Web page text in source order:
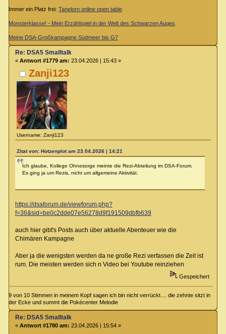
Immer ein Platz frei:Tanelorn online open table
Monsterklasse! - Mein Erzählspiel in der Welt des Schwarzen Auges
Meine DSA-Großkampagne Südmeer bis G7
Zanji123
Username: Zanji123
Re: DSA5 Smalltalk
« Antwort #1779 am: 23.04.2026 | 15:43 »
Zitat von: Hotzenplot am 23.04.2026 | 14:21
Ich glaube, Kollege Ohnesorge meinte die Rezi-Abteilung im DSA-Forum.
Es ging ja um Rezis, nicht um allgemeine Aktivität.
https://dsaforum.de/viewforum.php?
f=36&sid=be0c2dde07e56278d9f191509dbfb639
auch hier gibt's Posts auch über aktuelle Abenteuer wie die
Chimären Kampagne
Aber ja die wenigsten werden da ne große Rezi verfassen die Zeit ist
rum. Die meisten werden sich n Video bei Youtube reinziehen
Gespeichert
9 von 10 Stimmen in meinem Kopf sagen ich bin nicht verrückt.... die zehnte sitzt in
der Ecke und summt die Pokécenter Melodie
Re: DSA5 Smalltalk
« Antwort #1780 am: 23.04.2026 | 15:54 »